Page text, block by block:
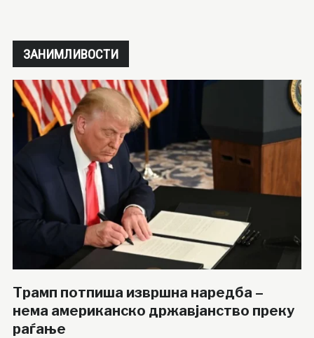
ЗАНИМЛИВОСТИ
Трамп потпиша извршна наредба –
нема американско државјанство преку
раѓање